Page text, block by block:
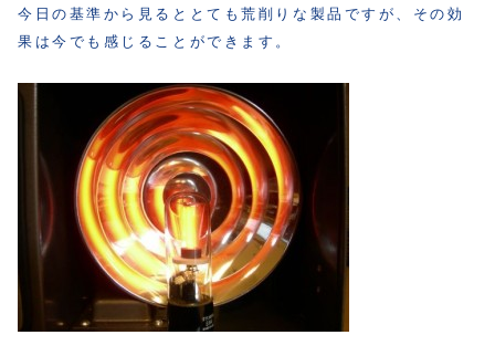
今日の基準から見るととても荒削りな製品ですが、その効
果は今でも感じることができます。